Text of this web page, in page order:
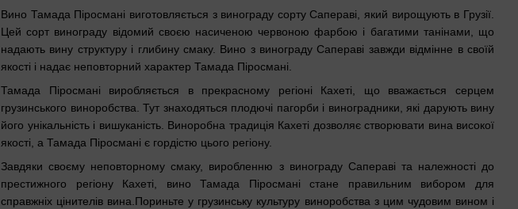
Вино Тамада Піросмані виготовляється з винограду сорту Сапераві, який вирощують в Грузії.
Цей сорт винограду відомий своєю насиченою червоною фарбою і багатими танінами, що
надають вину структуру і глибину смаку. Вино з винограду Сапераві завжди відмінне в своїй
якості і надає неповторний характер Тамада Піросмані.
Тамада Піросмані виробляється в прекрасному регіоні Кахеті, що вважається серцем
грузинського виноробства. Тут знаходяться плодючі пагорби і виноградники, які дарують вину
його унікальність і вишуканість. Виноробна традиція Кахеті дозволяє створювати вина високої
якості, а Тамада Піросмані є гордістю цього регіону.
Завдяки своєму неповторному смаку, виробленню з винограду Сапераві та належності до
престижного регіону Кахеті, вино Тамада Піросмані стане правильним вибором для
справжніх цінителів вина.Пориньте у грузинську культуру виноробства з цим чудовим вином і